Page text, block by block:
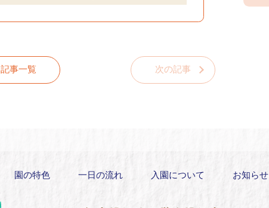
記事一覧 次の記事
園の特色 一日の流れ 入園について お知らせ